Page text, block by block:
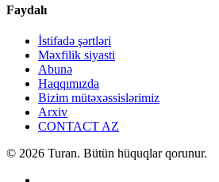
Faydalı
İstifadə şərtləri
Məxfilik siyasti
Abunə
Haqqımızda
Bizim mütəxəssislərimiz
Arxiv
CONTACT AZ
© 2026 Turan. Bütün hüquqlar qorunur.